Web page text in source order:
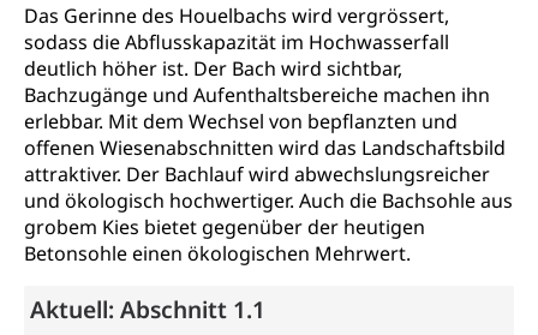
Das Gerinne des Houelbachs wird vergrössert,
sodass die Abflusskapazität im Hochwasserfall
deutlich höher ist. Der Bach wird sichtbar,
Bachzugänge und Aufenthaltsbereiche machen ihn
erlebbar. Mit dem Wechsel von bepflanzten und
offenen Wiesenabschnitten wird das Landschaftsbild
attraktiver. Der Bachlauf wird abwechslungsreicher
und ökologisch hochwertiger. Auch die Bachsohle aus
grobem Kies bietet gegenüber der heutigen
Betonsohle einen ökologischen Mehrwert.
Aktuell: Abschnitt 1.1
Erbschaftssteuer, Schenkungssteuer, Gewinn- und
Kapitalsteuer
Steuern (Dienststelle)
Ombudsstellen
Vermittler, Vermittlungsstelle, Schlichtungsstelle,
Vermittlung, Schlichtung, Mediation
Umgang mit Beschwerden (Volksschulen)
Beschwerde Strassenverkehrsamt
Schlichtungsstelle SEG
Rassismus
Diskriminierung, Fremdenfeindlichkeit,
Gleichberechtigung
Anlaufstelle Schutz vor Diskriminierung
Strafregister und Strafverfahren